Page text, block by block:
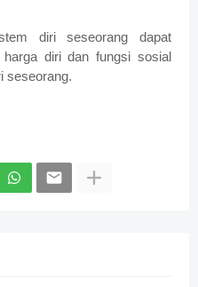
diri seseorang dapat
harga diri dan fungsi sosial
seseorang.